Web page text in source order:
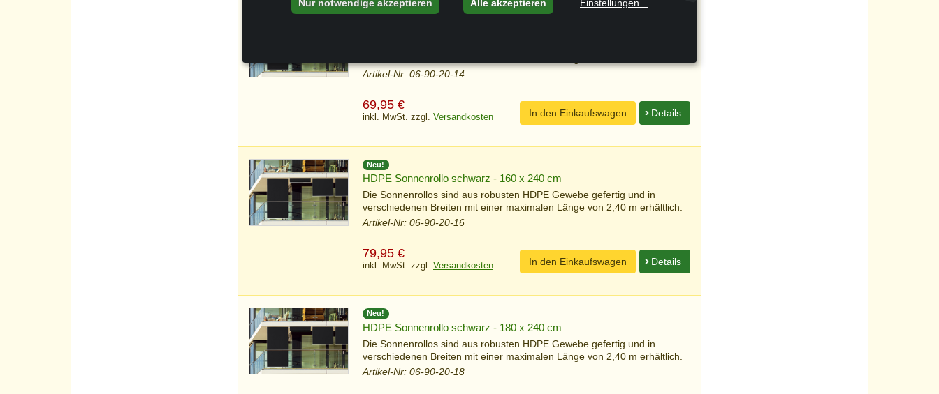
Neu!
Artikel-Nr: 06-90-20-14
69,95 €
inkl. MwSt. zzgl. Versandkosten Details
In den Einkaufswagen
Neu!
HDPE Sonnenrollo schwarz - 160 x 240 cm
Die Sonnenrollos sind aus robusten HDPE Gewebe gefertig und in
verschiedenen Breiten mit einer maximalen Länge von 2,40 m erhältlich.
Artikel-Nr: 06-90-20-16
79,95 €
inkl. MwSt. zzgl. Versandkosten Details
In den Einkaufswagen
Neu!
HDPE Sonnenrollo schwarz - 180 x 240 cm
Die Sonnenrollos sind aus robusten HDPE Gewebe gefertig und in
verschiedenen Breiten mit einer maximalen Länge von 2,40 m erhältlich.
Artikel-Nr: 06-90-20-18
Nur notwendige akzeptieren Alle akzeptieren Einstellungen